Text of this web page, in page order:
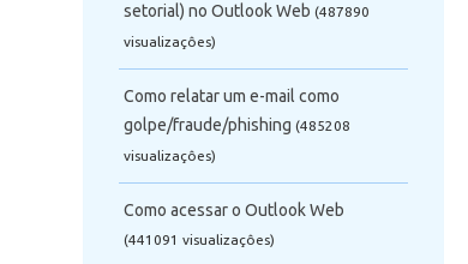
setorial) no Outlook Web (487890
visualizaçôes)
Como relatar um e-mail como
golpe/fraude/phishing (485208
visualizaçôes)
Como acessar o Outlook Web
(441091 visualizaçôes)